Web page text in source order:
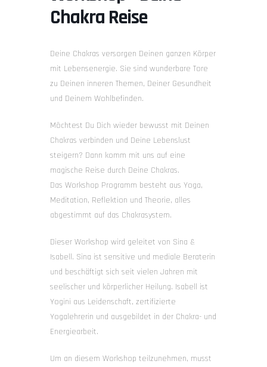
Chakra Reise
Deine Chakras versorgen Deinen ganzen Körper
mit Lebensenergie. Sie sind wunderbare Tore
zu Deinen inneren Themen, Deiner Gesundheit
und Deinem Wohlbefinden.
Möchtest Du Dich wieder bewusst mit Deinen
Chakras verbinden und Deine Lebenslust
steigern? Dann komm mit uns auf eine
magische Reise durch Deine Chakras.
Das Workshop Programm besteht aus Yoga,
Meditation, Reflektion und Theorie, alles
abgestimmt auf das Chakrasystem.
Dieser Workshop wird geleitet von Sina &
Isabell. Sina ist sensitive und mediale Beraterin
und beschäftigt sich seit vielen Jahren mit
seelischer und körperlicher Heilung. Isabell ist
Yogini aus Leidenschaft, zertifizierte
Yogalehrerin und ausgebildet in der Chakra- und
Energiearbeit.
Um an diesem Workshop teilzunehmen, musst